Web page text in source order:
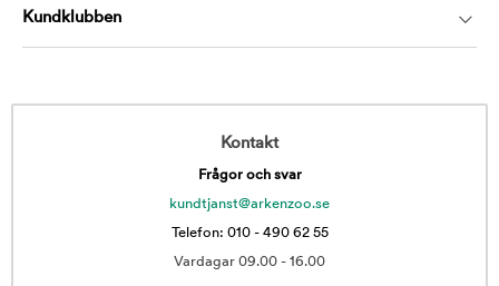
Kundklubben
Kontakt
Frågor och svar
kundtjanst@arkenzoo.se
Telefon: 010 - 490 62 55
Vardagar 09.00 - 16.00